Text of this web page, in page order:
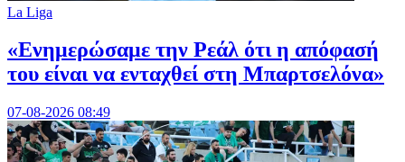
La Liga
«Ενημερώσαμε την Ρεάλ ότι η απόφασή
του είναι να ενταχθεί στη Μπαρτσελόνα»
07-08-2026 08:49